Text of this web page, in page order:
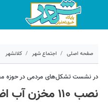
صفحه اصلی اجتماع شهر کلانشهر
۱۱ دی ۱۴۰۱ - ۱۴:۵۹
کد مطلب: 30302
در نشست تشکل‌های مردمی در حوزه
نصب ۱۱۰ مخزن